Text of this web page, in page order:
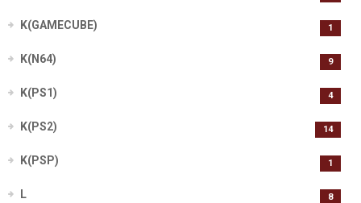
K(GAMECUBE) 1
K(N64) 9
K(PS1) 4
K(PS2) 14
K(PSP) 1
L 8